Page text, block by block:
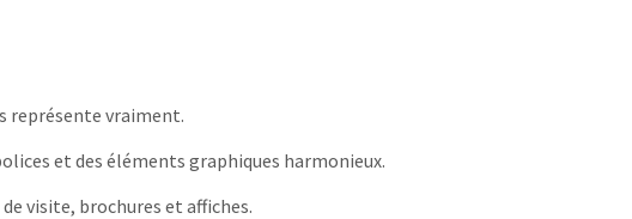
représente vraiment.
et des éléments graphiques harmonieux.
de visite, brochures et affiches.